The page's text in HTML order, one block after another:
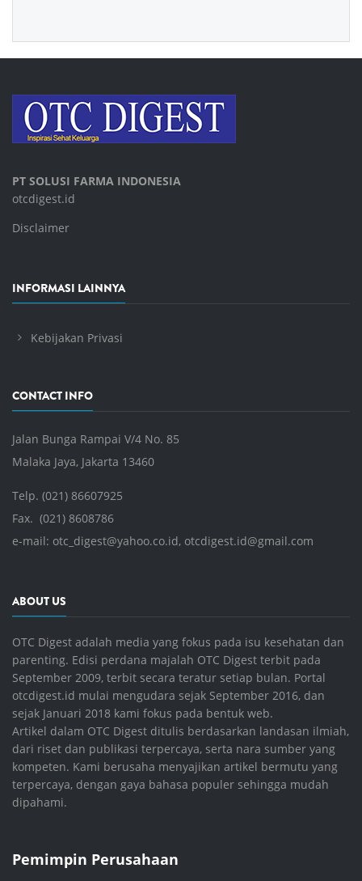
PT SOLUSI FARMA INDONESIA
otcdigest.id
Disclaimer
INFORMASI LAINNYA
Kebijakan Privasi
CONTACT INFO
Jalan Bunga Rampai V/4 No. 85
Malaka Jaya, Jakarta 13460
Telp. (021) 86607925
Fax. (021) 8608786
e-mail: otc_digest@yahoo.co.id, otcdigest.id@gmail.com
ABOUT US
OTC Digest adalah media yang fokus pada isu kesehatan dan
parenting. Edisi perdana majalah OTC Digest terbit pada
September 2009, terbit secara teratur setiap bulan. Portal
otcdigest.id mulai mengudara sejak September 2016, dan
sejak Januari 2018 kami fokus pada bentuk web.
Artikel dalam OTC Digest ditulis berdasarkan landasan ilmiah,
dari riset dan publikasi terpercaya, serta nara sumber yang
kompeten. Kami berusaha menyajikan artikel bermutu yang
terpercaya, dengan gaya bahasa populer sehingga mudah
dipahami.
Pemimpin Perusahaan